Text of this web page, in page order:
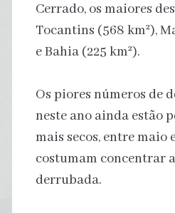
Cerrado, os maiores
Tocantins (568 km²),
e Bahia (225 km²).
Os piores números de
neste ano ainda estão
mais secos, entre maio
costumam concentrar
derrubada.